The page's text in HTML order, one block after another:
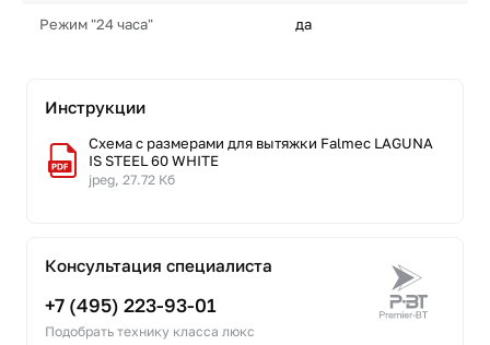
Режим "24 часа" да
Инструкции
Схема с размерами для вытяжки Falmec LAGUNA
IS STEEL 60 WHITE
jpeg, 27.72 Кб
Консультация специалиста
+7 (495) 223-93-01
Подобрать технику класса люкс